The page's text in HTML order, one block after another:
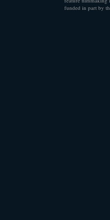
funded in part by